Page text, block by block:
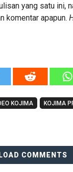
yang satu ini,
komentar apapun.
KOJIMA KOJIMA
LOAD COMMENTS